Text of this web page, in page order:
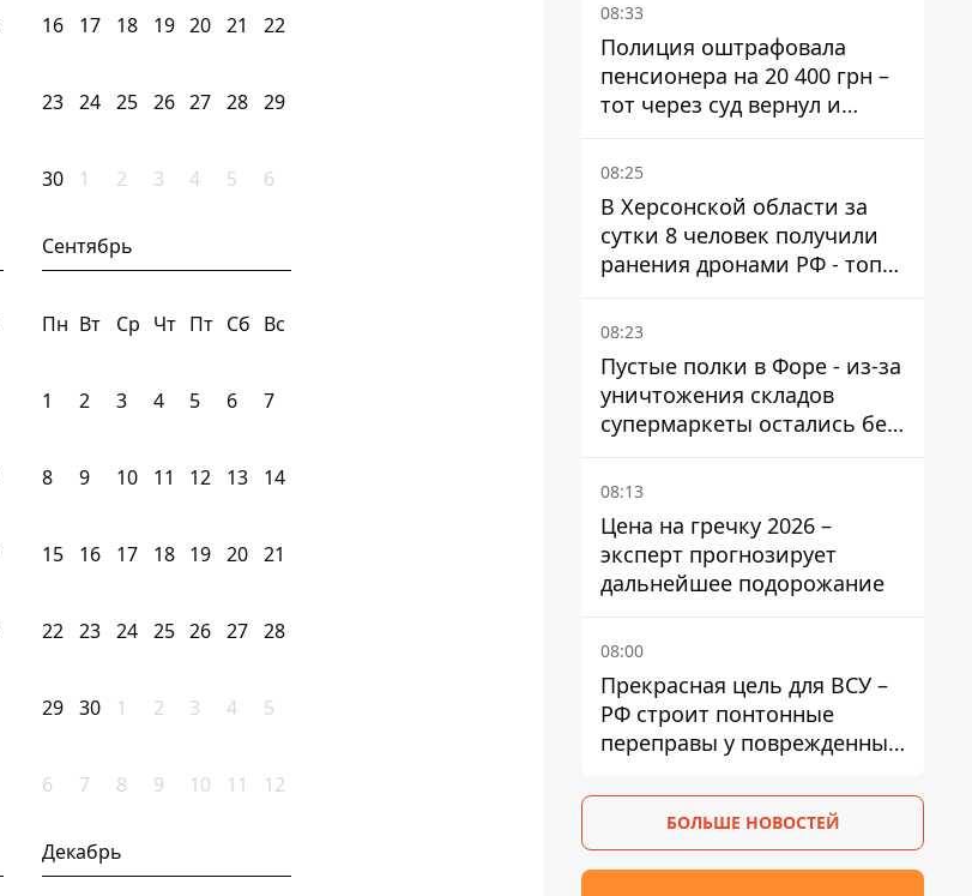
16 17 18 19 20 21 22
23 24 25 26 27 28 29
30 1 2 3 4 5 6
Сентябрь
Пн Вт Ср Чт Пт Сб Вс
1 2 3 4 5 6 7
8 9 10 11 12 13 14
15 16 17 18 19 20 21
22 23 24 25 26 27 28
29 30 1 2 3 4 5
6 7 8 9 10 11 12
Декабрь
08:33
Полиция оштрафовала
пенсионера на 20 400 грн –
тот через суд вернул и
деньги, и получил 3 тыс.
грн морального вреда
08:25
В Херсонской области за
сутки 8 человек получили
ранения дронами РФ - топ
опасных районов
08:23
Пустые полки в Форе - из-за
уничтожения складов
супермаркеты остались без
ассортимента
08:13
Цена на гречку 2026 –
эксперт прогнозирует
дальнейшее подорожание
08:00
Прекрасная цель для ВСУ –
РФ строит понтонные
переправы у поврежденных
БОЛЬШЕ НОВОСТЕЙ